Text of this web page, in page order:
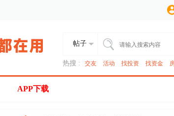
帖子
热搜 : 交友 活动 找投资 找资金
APP下载